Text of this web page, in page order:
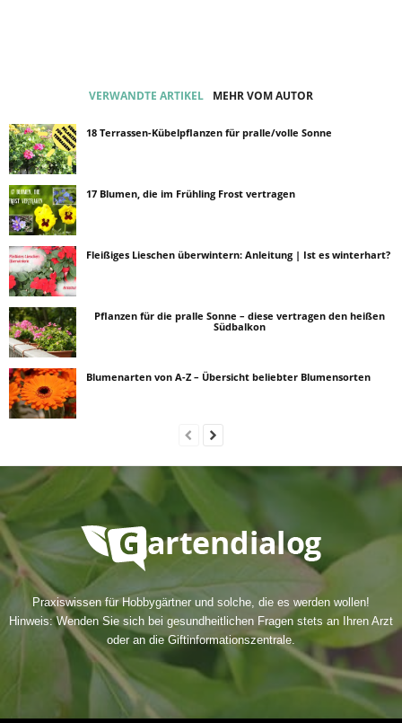
VERWANDTE ARTIKEL MEHR VOM AUTOR
18 Terrassen-Kübelpflanzen für pralle/volle Sonne
17 Blumen, die im Frühling Frost vertragen
Fleißiges Lieschen überwintern: Anleitung | Ist es winterhart?
Pflanzen für die pralle Sonne – diese vertragen den heißen
Südbalkon
Blumenarten von A-Z – Übersicht beliebter Blumensorten
Praxiswissen für Hobbygärtner und solche, die es werden wollen!
Hinweis: Wenden Sie sich bei gesundheitlichen Fragen stets an Ihren Arzt
oder an die Giftinformationszentrale.